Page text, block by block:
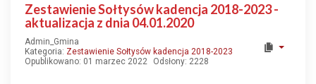
Zestawienie Sołtysów kadencja 2018-2023 -
aktualizacja z dnia 04.01.2020
Admin_Gmina
Kategoria: Zestawienie Sołtysów kadencja 2018-2023
Opublikowano: 01 marzec 2022
Odsłony: 2228